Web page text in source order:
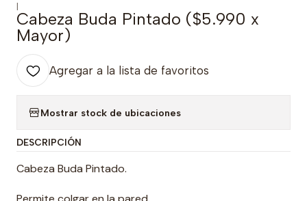
|
Cabeza Buda Pintado ($5.990 x
Mayor)
Agregar a la lista de favoritos
Mostrar stock de ubicaciones
DESCRIPCIÓN
Cabeza Buda Pintado.